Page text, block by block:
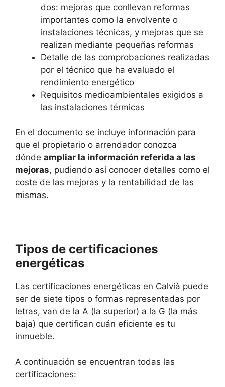
dos: mejoras que conllevan reformas
importantes como la envolvente o
instalaciones técnicas, y mejoras que se
realizan mediante pequeñas reformas
Detalle de las comprobaciones realizadas
por el técnico que ha evaluado el
rendimiento energético
Requisitos medioambientales exigidos a
las instalaciones térmicas
En el documento se incluye información para
que el propietario o arrendador conozca
dónde ampliar la información referida a las
mejoras, pudiendo así conocer detalles como el
coste de las mejoras y la rentabilidad de las
mismas.
Tipos de certificaciones
energéticas
Las certificaciones energéticas en Calvià puede
ser de siete tipos o formas representadas por
letras, van de la A (la superior) a la G (la más
baja) que certifican cuán eficiente es tu
inmueble.
A continuación se encuentran todas las
certificaciones: